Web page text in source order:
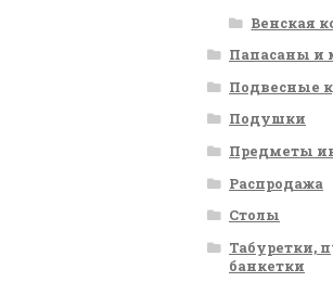
Венская
Папасаны и
Подвесные
Подушки
Предметы
Распродажа
Столы
Табуретки,
банкетки